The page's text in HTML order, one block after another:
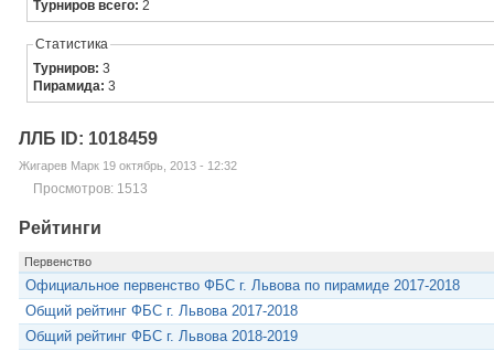
Турниров всего:2
Статистика
Турниров:3
Пирамида:3
ЛЛБ ID: 1018459
Жигарев Марк 19 октябрь, 2013 - 12:32
Просмотров: 1513
Рейтинги
Первенство
Официальное первенство ФБС г. Львова по пирамиде 2017-2018
Общий рейтинг ФБС г. Львова 2017-2018
Общий рейтинг ФБС г. Львова 2018-2019